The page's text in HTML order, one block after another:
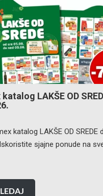
LAKŠE OD
katalog LAKŠE OD
sjajne ponude na